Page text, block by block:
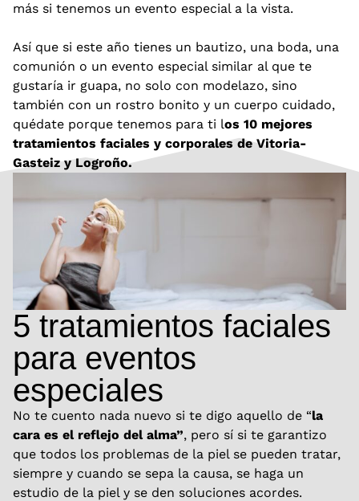
más si tenemos un evento especial a la vista.
Así que si este año tienes un bautizo, una boda, una
comunión o un evento especial similar al que te
gustaría ir guapa, no solo con modelazo, sino
también con un rostro bonito y un cuerpo cuidado,
quédate porque tenemos para ti los 10 mejores
tratamientos faciales y corporales de Vitoria-
Gasteiz y Logroño.
5 tratamientos faciales
para eventos
especiales
No te cuento nada nuevo si te digo aquello de “la
cara es el reflejo del alma”, pero sí si te garantizo
que todos los problemas de la piel se pueden tratar,
siempre y cuando se sepa la causa, se haga un
estudio de la piel y se den soluciones acordes.